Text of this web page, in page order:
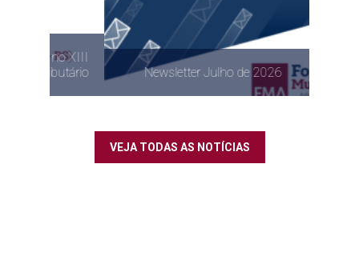
Newsletter Julho de 2026
VEJA TODAS AS NOTÍCIAS